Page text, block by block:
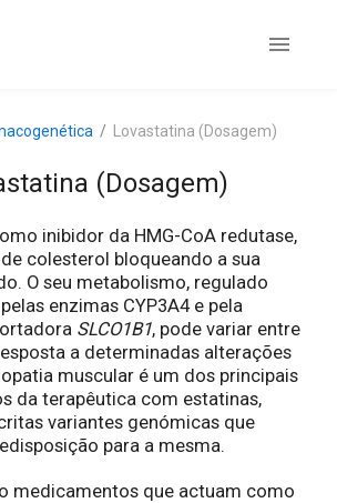
Lovastatina (Dosagem)
(Dosagem)
inibidor da HMG-CoA redutase,
colesterol bloqueando a sua
O seu metabolismo, regulado
enzimas CYP3A4 e pela
SLCO1B1, pode variar entre
a determinadas alterações
muscular é um dos principais
da terapêutica com estatinas,
variantes genómicas que
para a mesma.
medicamentos que actuam como